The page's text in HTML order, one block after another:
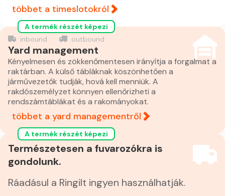
többet a timeslotokról
A termék részét képezi
inbound
outbound
Yard management
Kényelmesen és zökkenőmentesen irányítja a forgalmat a
raktárban. A külső tábláknak köszönhetően a
járművezetők tudják, hová kell menniük. A
rakdószemélyzet könnyen ellenőrizheti a
rendszámtáblákat és a rakományokat.
többet a yard managementről
A termék részét képezi
Természetesen a fuvarozókra is
gondolunk.
Ráadásul a Ringilt ingyen használhatják.